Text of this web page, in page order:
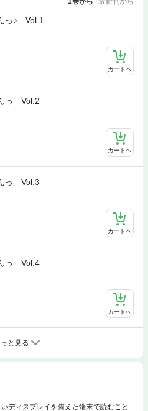
っ♪ Vol.1
カートへ
っ Vol.2
カートへ
っ Vol.3
カートへ
っ Vol.4
カートへ
っと見る
ディスプレイを備えた端末で読むこと